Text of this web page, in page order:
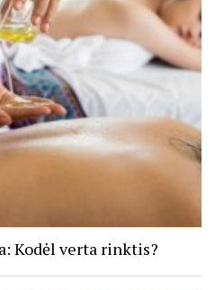
Kodėl verta rinktis?